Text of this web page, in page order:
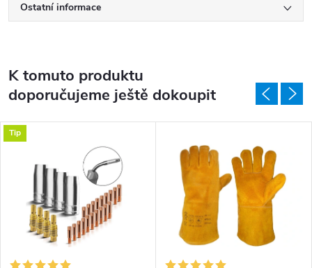
Ostatní informace
K tomuto produktu
doporučujeme ještě dokoupit
Tip